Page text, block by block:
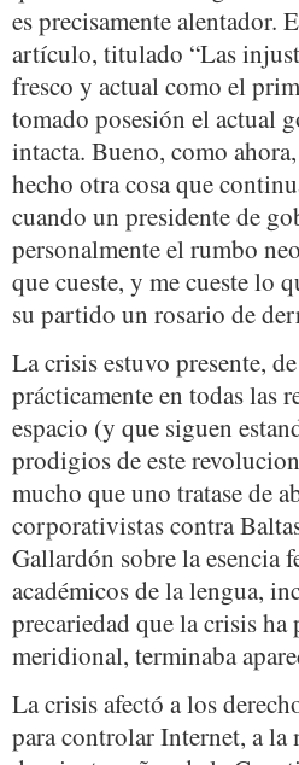
es precisamente alentador.
artículo, titulado “Las
fresco y actual como el
tomado posesión el actual
intacta. Bueno, como
hecho otra cosa que
cuando un presidente de
personalmente el rumbo
que cueste, y me cueste lo
su partido un rosario de
La crisis estuvo presente,
prácticamente en todas las
espacio (y que siguen
prodigios de este
mucho que uno tratase de
corporativistas contra
Gallardón sobre la esencia
académicos de la lengua,
precariedad que la crisis
meridional, terminaba
La crisis afectó a los
para controlar Internet, a la